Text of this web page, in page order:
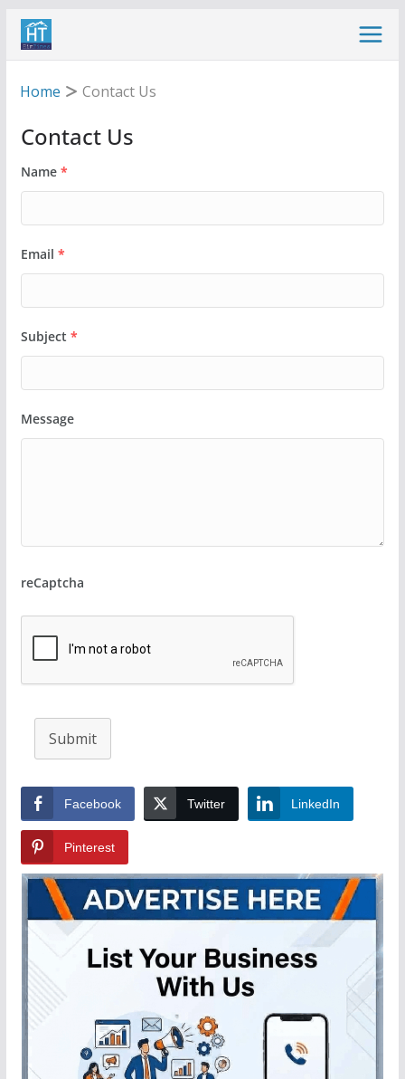
Skip
Home
Contact Us
Contact Us
Name *
Email *
Subject *
Message
reCaptcha
Submit
Facebook Twitter LinkedIn
Pinterest